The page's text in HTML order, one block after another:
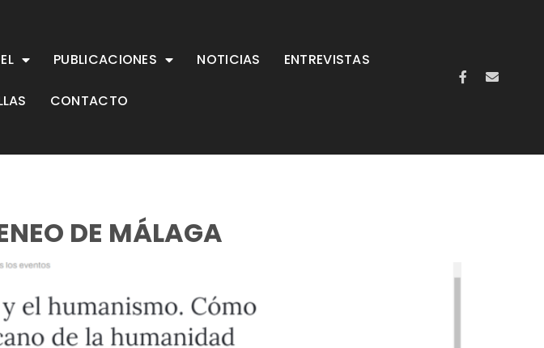
PUBLICACIONES NOTICIAS ENTREVISTAS
CONTACTO
DE MÁLAGA